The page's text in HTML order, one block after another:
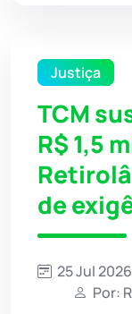
Justiça
TCM
R$ 1,5
de
25 Jul
Por: